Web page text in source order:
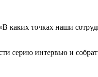
каких точках наши
серию интервью и